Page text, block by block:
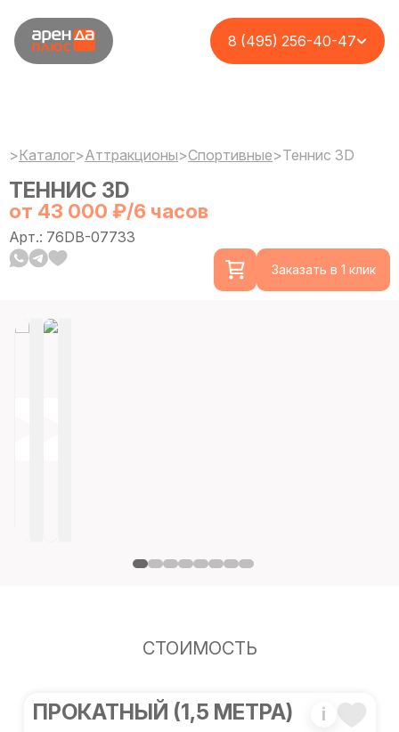
8 (495) 256-40-47
>Каталог>Аттракционы>Спортивные>Теннис 3D
ТЕННИС 3D
от 43 000 ₽/6 часов
Арт.: 76DB-07733
Заказать в 1 клик
СТОИМОСТЬ
ПРОКАТНЫЙ (1,5 МЕТРА) i